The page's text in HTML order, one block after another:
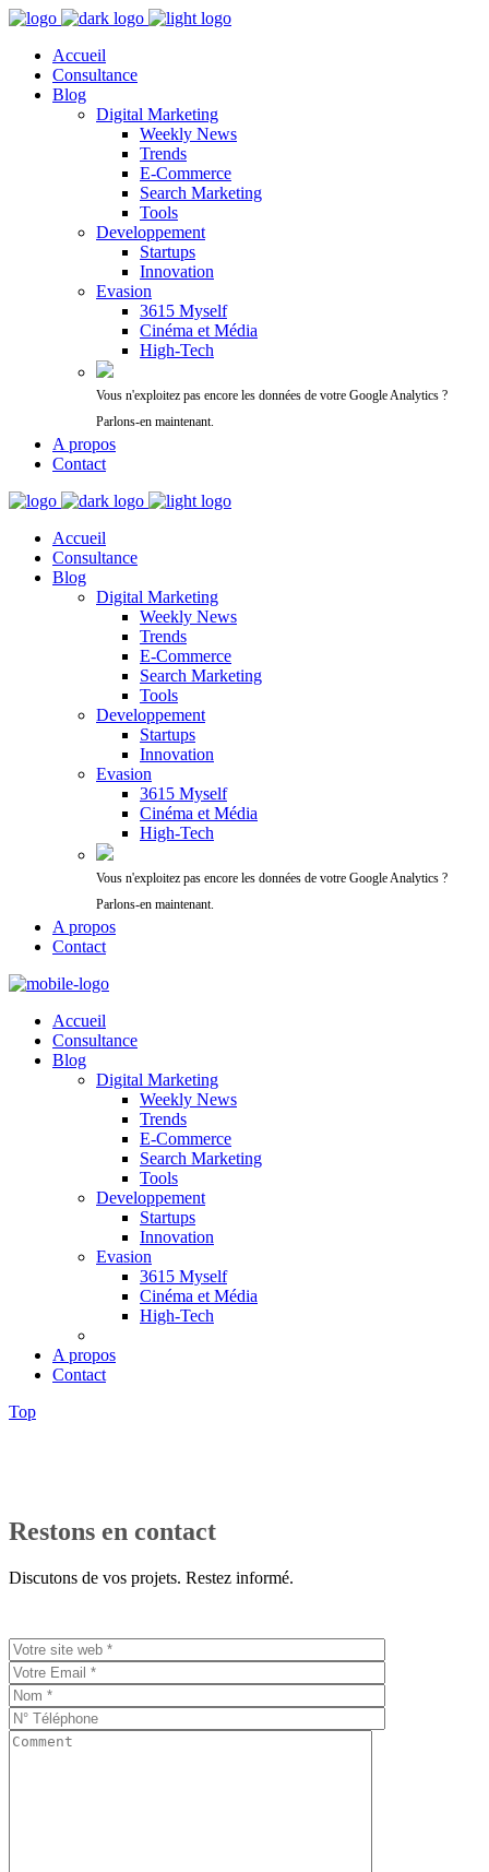
Accueil
Consultance
Blog
Digital Marketing
Weekly News
Trends
E-Commerce
Search Marketing
Tools
Developpement
Startups
Innovation
Evasion
3615 Myself
Cinéma et Média
High-Tech
Vous n'exploitez pas encore les données de votre Google Analytics ?
Parlons-en maintenant.
A propos
Contact
Accueil
Consultance
Blog
Digital Marketing
Weekly News
Trends
E-Commerce
Search Marketing
Tools
Developpement
Startups
Innovation
Evasion
3615 Myself
Cinéma et Média
High-Tech
Vous n'exploitez pas encore les données de votre Google Analytics ?
Parlons-en maintenant.
A propos
Contact
Accueil
Consultance
Blog
Digital Marketing
Weekly News
Trends
E-Commerce
Search Marketing
Tools
Developpement
Startups
Innovation
Evasion
3615 Myself
Cinéma et Média
High-Tech
A propos
Contact
Top
Restons en contact
Discutons de vos projets. Restez informé.